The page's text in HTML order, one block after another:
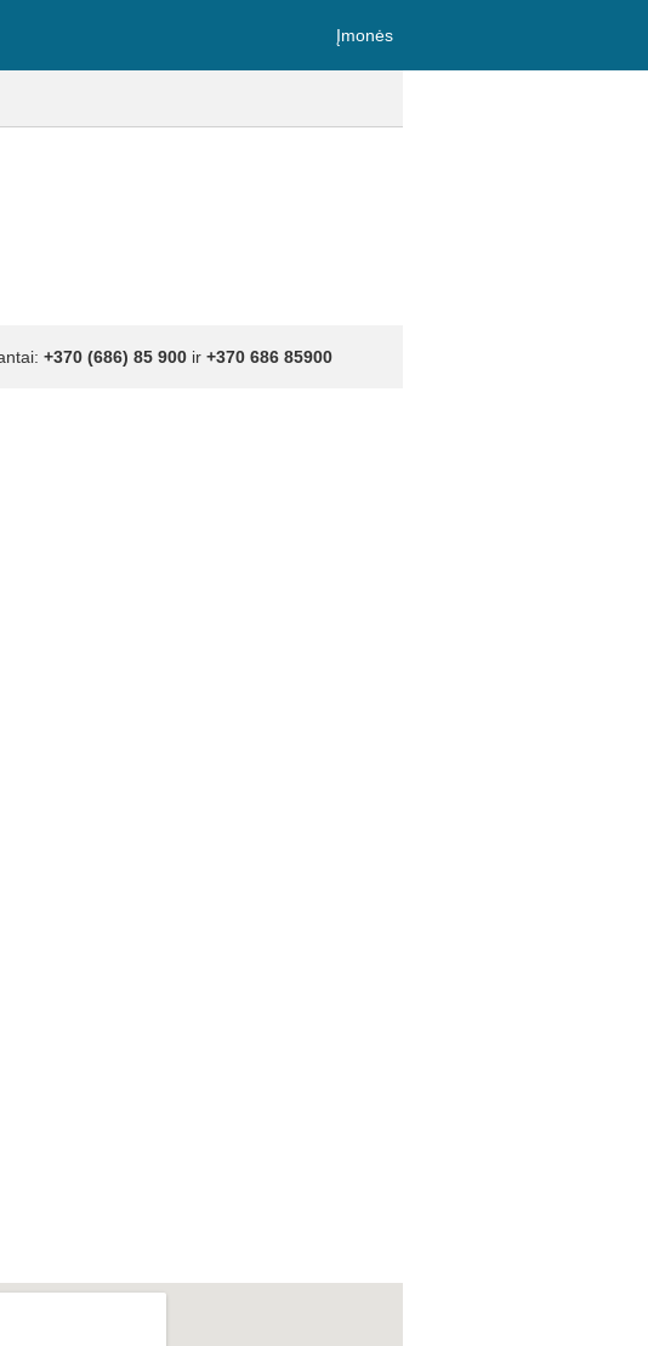
Įmonės
+370 (686) 85 900 ir +370 686 85900